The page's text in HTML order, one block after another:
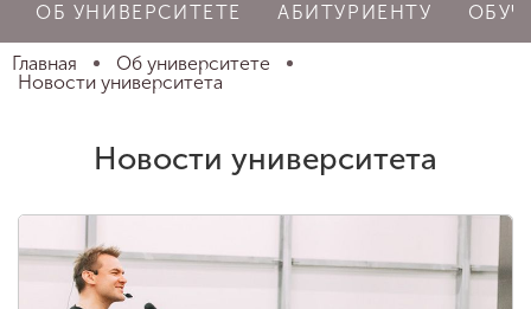
Об университете
Абитуриенту
ОБ УНИВЕРСИТЕТЕ АБИТУРИЕНТУ
Главная
Об университете
Новости университета
Новости университета